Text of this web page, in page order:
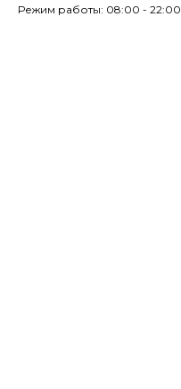
Режим работы: 08:00 - 22:00